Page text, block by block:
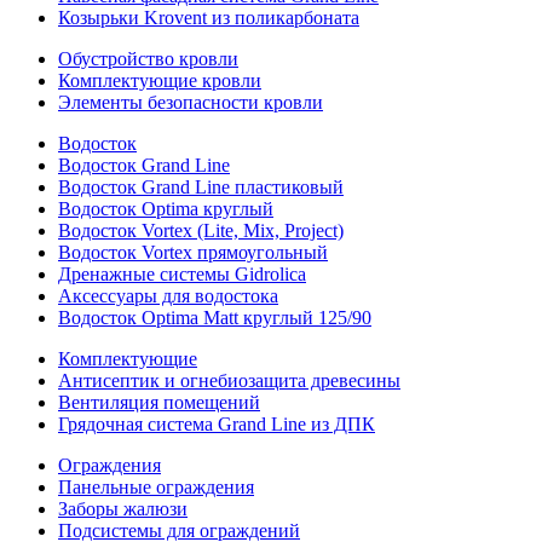
Козырьки Krovent из поликарбоната
Обустройство кровли
Комплектующие кровли
Элементы безопасности кровли
Водосток
Водосток Grand Line
Водосток Grand Line пластиковый
Водосток Optima круглый
Водосток Vortex (Lite, Mix, Project)
Водосток Vortex прямоугольный
Дренажные системы Gidrolica
Аксессуары для водостока
Водосток Optima Matt круглый 125/90
Комплектующие
Антисептик и огнебиозащита древесины
Вентиляция помещений
Грядочная система Grand Line из ДПК
Ограждения
Панельные ограждения
Заборы жалюзи
Подсистемы для ограждений